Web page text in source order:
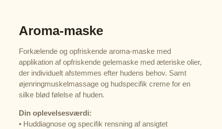
Aroma-maske
Forkælende og opfriskende aroma-maske med
applikation af opfriskende gelemaske med æteriske olier,
der individuelt afstemmes efter hudens behov. Samt
øjenringmuskelmassage og hudspecifik creme for en
silke blød følelse af huden.
Din oplevelsesværdi:
• Huddiagnose og specifik rensning af ansigtet